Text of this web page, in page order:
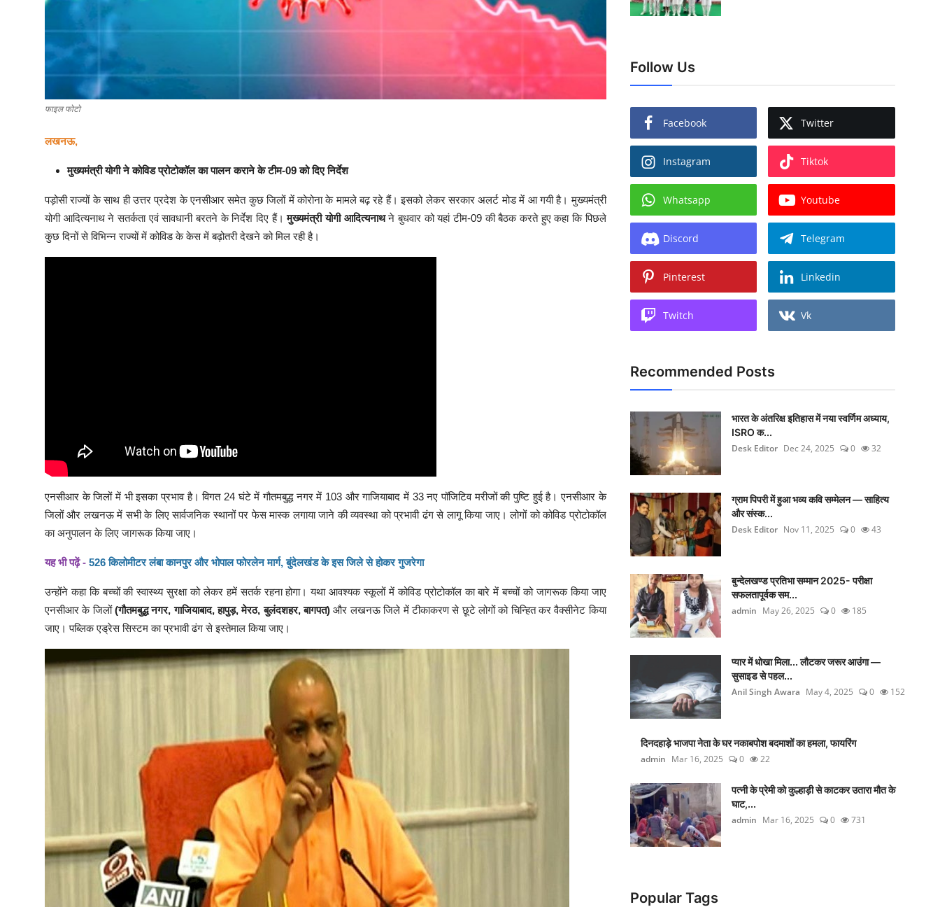
फाइल फोटो
लखनऊ,
मुख्यमंत्री योगीने कोविड प्रोटोकॉल का पालन कराने के टीम-09 को दिए निर्देश
पड़ोसी राज्यों के साथ ही उत्तर प्रदेश के एनसीआर समेत कुछ जिलों में कोरोना के मामले बढ़ रहे हैं। इसको लेकर सरकार अलर्ट मोड में आ गयी है। मुख्यमंत्री
योगी आदित्यनाथ ने सतर्कता एवं सावधानी बरतने के निर्देश दिए हैं।मुख्यमंत्री योगी आदित्यनाथने बुधवार को यहां टीम-09 की बैठक करते हुए कहा कि पिछले
कुछ दिनों से विभिन्न राज्यों में कोविड के केस में बढ़ोतरी देखने को मिल रही है।
एनसीआर के जिलों में भी इसका प्रभाव है। विगत 24 घंटे में गौतमबुद्ध नगर में 103 और गाजियाबाद में 33 नए पॉजिटिव मरीजों की पुष्टि हुई है। एनसीआर के
जिलों और लखनऊ में सभी के लिए सार्वजनिक स्थानों पर फेस मास्क लगाया जाने की व्यवस्था को प्रभावी ढंग से लागू किया जाए। लोगों को कोविड प्रोटोकॉल
का अनुपालन के लिए जागरूक किया जाए।
यह भी पढ़ें - 526 किलोमीटर लंबा कानपुर और भोपाल फोरलेन मार्ग, बुंदेलखंड के इस जिले से होकर गुजरेगा
उन्होंने कहा कि बच्चों की स्वास्थ्य सुरक्षा को लेकर हमें सतर्क रहना होगा। यथा आवश्यक स्कूलों में कोविड प्रोटोकॉल का बारे में बच्चों को जागरूक किया जाए
एनसीआर के जिलों(गौतमबुद्ध नगर, गाजियाबाद, हापुड़, मेरठ, बुलंदशहर, बागपत) और लखनऊ जिले में टीकाकरण से छूटे लोगों को चिन्हित कर वैक्सीनेट किया
जाए। पब्लिक एड्रेस सिस्टम का प्रभावी ढंग से इस्तेमाल किया जाए।
Follow Us
Facebook Twitter
Instagram Tiktok
Whatsapp Youtube
Discord Telegram
Pinterest Linkedin
Twitch Vk
Recommended Posts
भारत के अंतरिक्ष इतिहास में नया स्वर्णिम अध्याय,
ISRO क...
Desk Editor Dec 24, 2025 0 32
ग्राम पिपरी में हुआ भव्य कवि सम्मेलन — साहित्य
और संस्क...
Desk Editor Nov 11, 2025 0 43
बुन्देलखण्ड प्रतिभा सम्मान 2025- परीक्षा
सफलतापूर्वक सम...
admin May 26, 2025 0 185
प्यार में धोखा मिला... लौटकर जरूर आउंगा —
सुसाइड से पहल...
Anil Singh Awara May 4, 2025 0 152
दिनदहाड़े भाजपा नेता के घर नकाबपोश बदमाशों का हमला, फायरिंग
admin Mar 16, 2025 0 22
पत्नी के प्रेमी को कुल्हाड़ी से काटकर उतारा मौत के
घाट,...
admin Mar 16, 2025 0 731
Popular Tags